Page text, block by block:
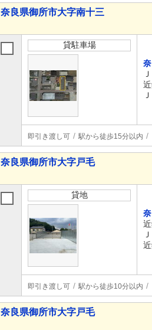
奈良県御所市大字南十三
貸駐車場
即引き渡し可 駅から徒歩15分以内
奈良県御所市大字戸毛
貸地
即引き渡し可 駅から徒歩10分以内
奈良県御所市大字戸毛